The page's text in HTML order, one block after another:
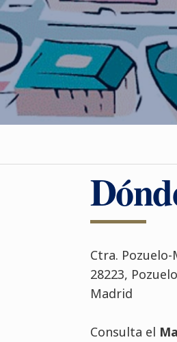
Ctra. Pozuelo-
28223,
Madrid
Consulta el